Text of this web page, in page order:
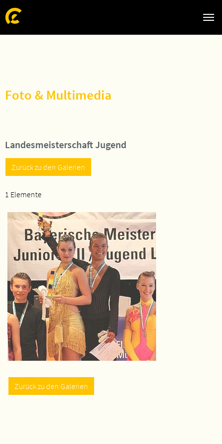
Zum Hauptinhalt springen
Skip to page footer
Foto & Multimedia
Landesmeisterschaft Jugend
Zurück zu den Galerien
1 Elemente
Zurück zu den Galerien